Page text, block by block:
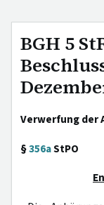
BGH 5
Verwerfung der
§356aStPO